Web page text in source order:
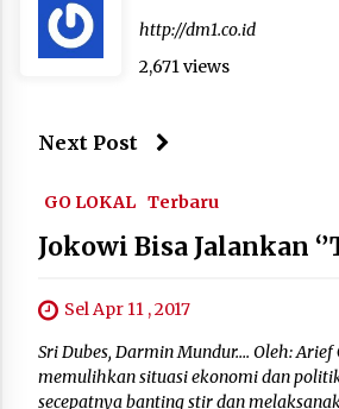
http://dm1.co.id
2,671 views
Next Post
GO LOKAL Terbaru
Jokowi Bisa Jalankan
Sel Apr 11 , 2017
Sri Dubes, Darmin Mundur…. Oleh: Arief
memulihkan situasi ekonomi dan
secepatnya banting stir dan